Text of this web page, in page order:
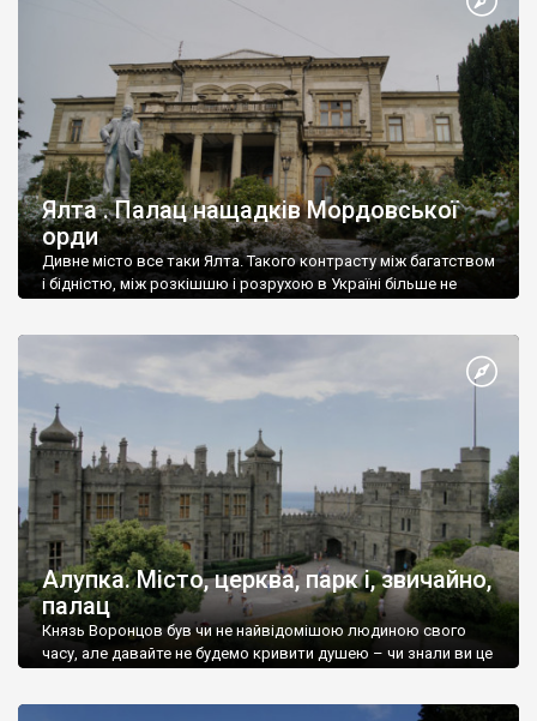
Ялта . Палац нащадків Мордовської
орди
Дивне місто все таки Ялта. Такого контрасту між багатством
і бідністю, між розкішшю і розрухою в Україні більше не
Алупка. Місто, церква, парк і, звичайно,
палац
Князь Воронцов був чи не найвідомішою людиною свого
часу, але давайте не будемо кривити душею – чи знали ви це